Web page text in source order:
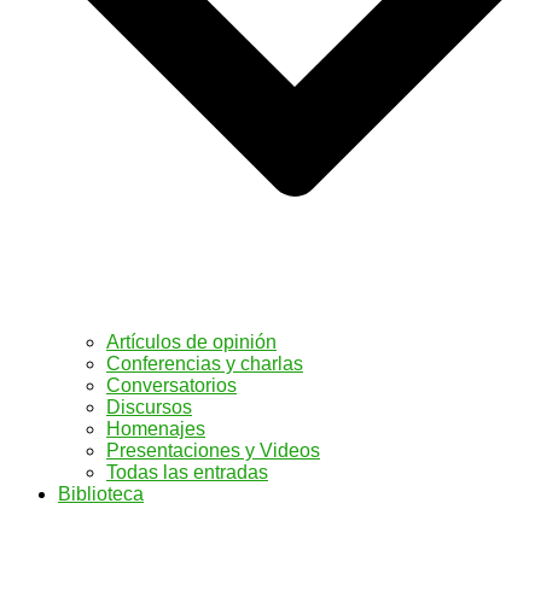
Artículos de opinión
Conferencias y charlas
Conversatorios
Discursos
Homenajes
Presentaciones y Videos
Todas las entradas
Biblioteca